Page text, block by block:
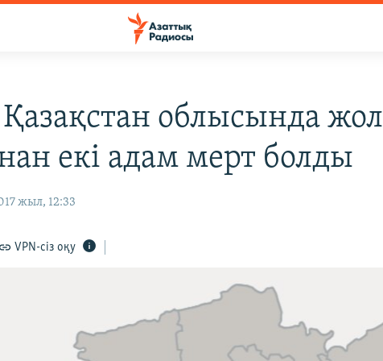
облысында жол
екі адам мерт болды
жыл, 12:33
VPN-сіз оқу